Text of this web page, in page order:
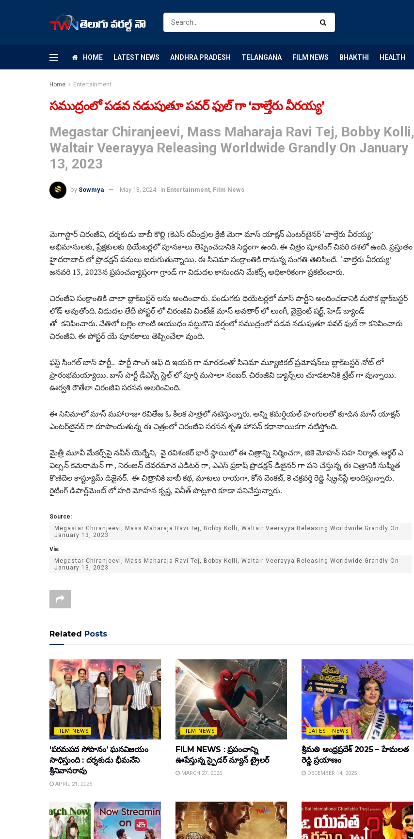
HOME LATEST NEWS ANDHRA PRADESH TELANGANA FILM NEWS BHAKTHI HEALTH
Home Entertainment
సముద్రంలో పడవ నడుపుతూ పవర్ ఫుల్ గా ‘వాల్తేరు వీరయ్య’
Megastar Chiranjeevi, Mass Maharaja Ravi Tej, Bobby Kolli,
Waltair Veerayya Releasing Worldwide Grandly On January
13, 2023
by Sowmya May 13, 2024 in Entertainment, Film News
మెగాస్టార్ చిరంజీవి, దర్శకుడు బాబీ కొల్లి (కెఎస్ రవీంద్ర)ల క్రేజీ మెగా మాస్ యాక్షన్ ఎంటర్‌టైనర్ ‘వాల్తేరు వీరయ్య’
అభిమానులకు, ప్రేక్షకులకు థియేటర్లలో పూనకాలు తెప్పించడానికి సిద్ధంగా ఉంది. ఈ చిత్రం షూటింగ్ చివరి దశలో ఉంది. ప్రస్తుతం
హైదరాబాద్‌ లో ప్రొడక్షన్ పనులు జరుగుతున్నాయి. ఈ సినిమా సంక్రాంతికి రానున్న సంగతి తెలిసిందే. ‘వాల్తేరు వీరయ్య’
జనవరి 13, 2023న ప్రపంచవ్యాప్తంగా గ్రాండ్‌ గా విడుదల కానుందని మేకర్స్ అధికారికంగా ప్రకటించారు.
చిరంజీవి సంక్రాంతికి చాలా బ్లాక్‌బస్టర్‌ లను అందించారు. పండుగకు థియేటర్లలో మాస్ పార్టీని అందించడానికి మరొక బ్లాక్‌బస్టర్
లోడ్ అవుతోంది. విడుదల తేదీ పోస్టర్‌ లో చిరంజీవి వింటేజ్ మాస్ అవతార్‌ లో లుంగీ, వైబ్రెంట్ షర్ట్‌, హెడ్‌ బ్యాండ్‌
తో కనిపించారు. చేతిలో బల్లెం లాంటి ఆయుధం పట్టుకొని వర్షంలో సముద్రంలో పడవ నడుపుతూ పవర్ ఫుల్ గా కనిపించారు
చిరంజీవి. ఈ పోస్టర్ యే పూనకాలు తెప్పించేలా వుంది.
ఫస్ట్ సింగల్ బాస్ పార్టీ.. పార్టీ సాంగ్ ఆఫ్ ది ఇయర్‌ గా మారడంతో సినిమా మ్యూజికల్ ప్రమోషన్‌లు బ్లాక్‌బస్టర్ నోట్‌ లో
ప్రారంభమయ్యాయి. బాస్ పార్టీ డీఎస్పీ స్టైల్‌ లో పూర్తి మసాలా నంబర్. చిరంజీవి డ్యాన్స్‌లు చూడటానికి ట్రీట్‌ గా వున్నాయి.
ఊర్వశి రౌతేలా చిరంజీవి సరసన అలరించింది.
ఈ సినిమాలో మాస్ మహారాజా రవితేజ ఓ కీలక పాత్రలో నటిస్తున్నారు. అన్ని కమర్షియల్ హంగులతో కూడిన మాస్ యాక్షన్
ఎంటర్‌టైనర్‌ గా రూపొందుతున్న ఈ చిత్రంలో చిరంజీవి సరసన శృతి హాసన్ కథానాయికగా నటిస్తోంది.
మైత్రీ మూవీ మేకర్స్‌పై నవీన్ యెర్నేని, వై రవిశంకర్ భారీ స్థాయిలో ఈ చిత్రాన్ని నిర్మించగా, జికె మోహన్ సహ నిర్మాత. ఆర్థర్ ఎ
విల్సన్ కెమెరామెన్ గా , నిరంజన్‌ దేవరమానె ఎడిటర్‌ గా, ఎఎస్‌ ప్రకాష్‌ ప్రొడక్షన్‌ డిజైనర్‌ గా పని చేస్తున్న ఈ చిత్రానికి సుష్మిత
కొణిదెల కాస్ట్యూమ్ డిజైనర్. ఈ చిత్రానికి బాబీ కథ, మాటలు రాయగా, కోన వెంకట్, కె చక్రవర్తి రెడ్డి స్క్రీన్‌ప్లే అందిస్తున్నారు.
రైటింగ్ డిపార్ట్‌మెంట్‌ లో హరి మోహన కృష్ణ, వినీత్ పొట్లూరి కూడా పనిచేస్తున్నారు.
Source:
Megastar Chiranjeevi, Mass Maharaja Ravi Tej, Bobby Kolli, Waltair Veerayya Releasing Worldwide Grandly On
January 13, 2023
Via:
Megastar Chiranjeevi, Mass Maharaja Ravi Tej, Bobby Kolli, Waltair Veerayya Releasing Worldwide Grandly On
January 13, 2023
Related Posts
FILM NEWS
‘పరమపద సోపానం’ ఘనవిజయం
సాధిస్తుంది : దర్శకుడు భీమనేని
శ్రీనివాసరావు
APRIL 21, 2026
FILM NEWS
FILM NEWS : ప్రపంచాన్ని
ఊపేస్తున్న స్పైడర్ మ్యాన్ ట్రైలర్
MARCH 27, 2026
LATEST NEWS
శ్రీమతి ఆంధ్రప్రదేశ్ 2025 – హేమలత
రెడ్డి ప్రయాణం
DECEMBER 14, 2025